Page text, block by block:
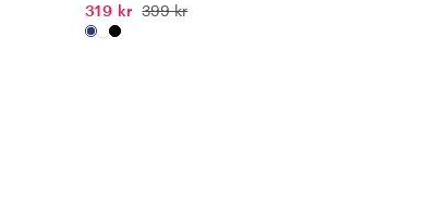
319 kr 399 kr